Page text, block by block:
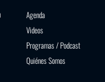
Agenda
Videos
Programas / Podcast
Quiénes Somos